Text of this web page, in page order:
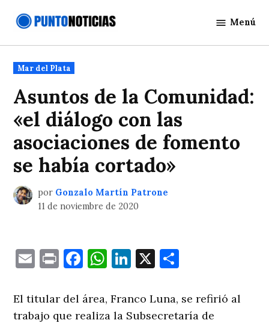
Noticias
Menú
Publicado
en
Mar del Plata
Asuntos de la Comunidad:
«el diálogo con las
asociaciones de fomento
se había cortado»
por Gonzalo Martín Patrone
11 de noviembre de 2020
EmailPrintFacebook
WhatsApp
LinkedIn
X
El titular del área, Franco Luna, se refirió al
trabajo que realiza la Subsecretaría de